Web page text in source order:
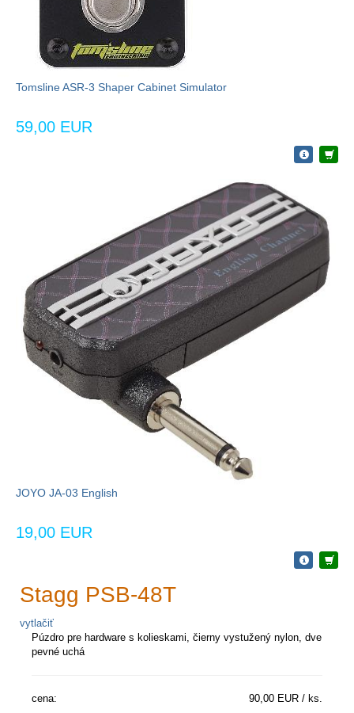
Tomsline ASR-3 Shaper Cabinet Simulator
59,00 EUR
JOYO JA-03 English
19,00 EUR
Stagg PSB-48T
vytlačiť
Púzdro pre hardware s kolieskami, čierny vystužený nylon, dve
pevné uchá
cena:
90,00 EUR / ks.